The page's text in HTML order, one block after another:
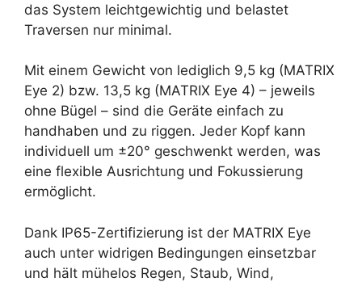
das System leichtgewichtig und belastet
Traversen nur minimal.
Mit einem Gewicht von lediglich 9,5 kg (MATRIX
Eye 2) bzw. 13,5 kg (MATRIX Eye 4) – jeweils
ohne Bügel – sind die Geräte einfach zu
handhaben und zu riggen. Jeder Kopf kann
individuell um ±20° geschwenkt werden, was
eine flexible Ausrichtung und Fokussierung
ermöglicht.
Dank IP65-Zertifizierung ist der MATRIX Eye
auch unter widrigen Bedingungen einsetzbar
und hält mühelos Regen, Staub, Wind,